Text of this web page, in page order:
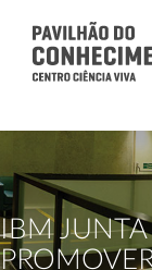
IBM JUNTA